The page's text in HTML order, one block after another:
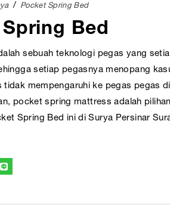
Pocket Spring Bed
Bed
sebuah teknologi pegas yang
setiap pegasnya menopang
tidak mempengaruhi ke pegas pegas
pocket spring mattress adalah
Spring Bed ini di Surya Persinar